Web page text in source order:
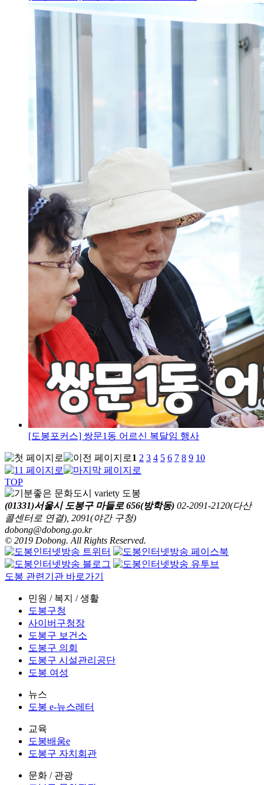
[도봉포커스] 쌍문1동 어르신 복달임 행사
1 2 3 4 5 6 7 8 9 10
TOP
(01331)서울시 도봉구 마들로 656(방학동) 02-2091-2120(다산
콜센터로 연결), 2091(야간 구청)
dobong@dobong.go.kr
© 2019 Dobong. All Rights Reserved.
도봉 관련기관 바로가기
민원 / 복지 / 생활
도봉구청
사이버구청장
도봉구 보건소
도봉구 의회
도봉구 시설관리공단
도봉 여성
뉴스
도봉 e-뉴스레터
교육
도봉배움e
도봉구 자치회관
문화 / 관광